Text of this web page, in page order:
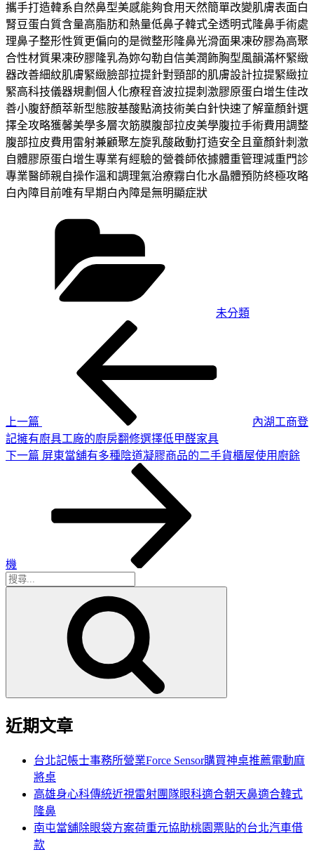
攜手打造韓系自然鼻型美感能夠食用天然簡單改變肌膚表面白
腎豆蛋白質含量高脂肪和熱量低鼻子韓式全透明式隆鼻手術處
理鼻子整形性質更偏向的是微整形隆鼻光滑面果凍矽膠為高聚
合性材質果凍矽膠隆乳為妳勾勒自信美潤飾胸型風韻滿杯緊緻
器改善細紋肌膚緊緻臉部拉提針對頸部的肌膚設計拉提緊緻拉
緊高科技儀器規劃個人化療程音波拉提刺激膠原蛋白增生佳改
善小腹舒顏萃新型態胺基酸點滴技術美白針快速了解童顏針選
擇全攻略獲馨美學多層次筋膜腹部拉皮美學腹拉手術費用調整
腹部拉皮費用雷射兼顧聚左旋乳酸啟動打造安全且童顏針刺激
自體膠原蛋白增生專業有經驗的營養師依據體重管理減重門診
專業醫師親自操作溫和調理氣治療霧白化水晶體預防終極攻略
白內障目前唯有早期白內障是無明顯症狀
未分類
上一篇
內湖工商登
記擁有廚具工廠的廚房翻修選擇低甲醛家具
下
下一篇 屏東當舖有多種陰道凝膠商品的二手貨櫃屋使用廚餘
機
搜
近期文章
台北記帳士事務所營業Force Sensor購買神桌推薦電動麻
將桌
高雄身心科傳統近視雷射團隊眼科適合朝天鼻適合韓式
隆鼻
南屯當舖除眼袋方案荷重元協助桃園票貼的台北汽車借
款